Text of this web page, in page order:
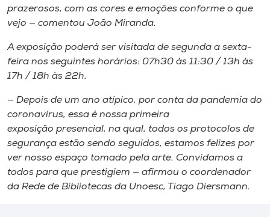
A-
prazerosos, com as cores e emoções conforme o que
vejo — comentou João Miranda.
A exposição poderá ser visitada de segunda a sexta-
feira nos seguintes horários: 07h30 às 11:30 / 13h às
17h / 18h às 22h.
— Depois de um ano atípico, por conta da pandemia do
coronavírus, essa é nossa primeira
exposição presencial, na qual, todos os protocolos de
segurança estão sendo seguidos, estamos felizes por
ver nosso espaço tomado pela arte. Convidamos a
todos para que prestigiem — afirmou o coordenador
da Rede de Bibliotecas da Unoesc, Tiago Diersmann.